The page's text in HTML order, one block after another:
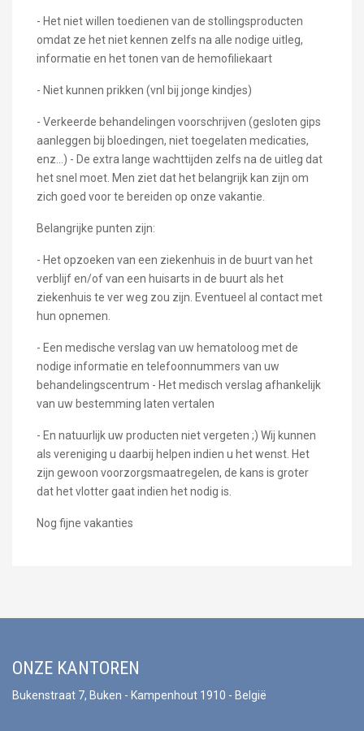
- Het niet willen toedienen van de stollingsproducten
omdat ze het niet kennen zelfs na alle nodige uitleg,
informatie en het tonen van de hemofiliekaart
- Niet kunnen prikken (vnl bij jonge kindjes)
- Verkeerde behandelingen voorschrijven (gesloten gips
aanleggen bij bloedingen, niet toegelaten medicaties,
enz…) - De extra lange wachttijden zelfs na de uitleg dat
het snel moet. Men ziet dat het belangrijk kan zijn om
zich goed voor te bereiden op onze vakantie.
Belangrijke punten zijn:
- Het opzoeken van een ziekenhuis in de buurt van het
verblijf en/of van een huisarts in de buurt als het
ziekenhuis te ver weg zou zijn. Eventueel al contact met
hun opnemen.
- Een medische verslag van uw hematoloog met de
nodige informatie en telefoonnummers van uw
behandelingscentrum - Het medisch verslag afhankelijk
van uw bestemming laten vertalen
- En natuurlijk uw producten niet vergeten ;) Wij kunnen
als vereniging u daarbij helpen indien u het wenst. Het
zijn gewoon voorzorgsmaatregelen, de kans is groter
dat het vlotter gaat indien het nodig is.
Nog fijne vakanties
ONZE KANTOREN
Bukenstraat 7, Buken - Kampenhout 1910 - België